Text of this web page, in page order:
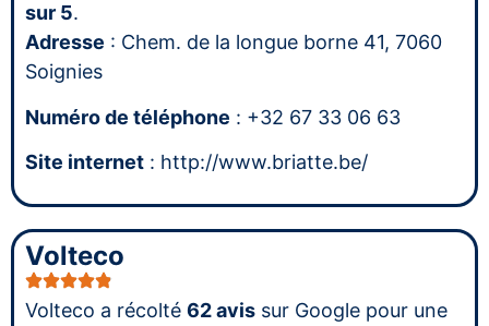
sur 5.
Adresse : Chem. de la longue borne 41, 7060
Soignies
Numéro de téléphone : +32 67 33 06 63
Site internet : http://www.briatte.be/
Volteco
Volteco a récolté 62 avis sur Google pour une